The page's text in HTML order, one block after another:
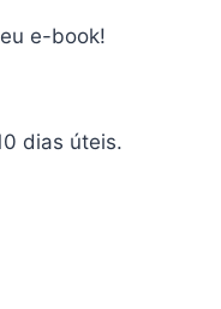
e-book!
dias úteis.